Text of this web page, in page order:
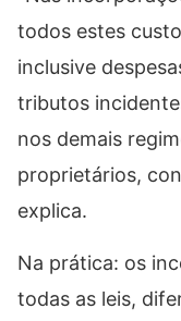
todos estes
inclusive
tributos
nos demais
proprietários,
explica.
Na prática: os
todas as leis,